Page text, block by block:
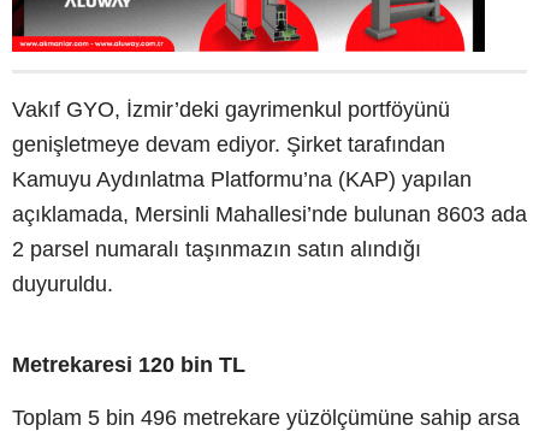
Vakıf GYO, İzmir’deki gayrimenkul portföyünü
genişletmeye devam ediyor. Şirket tarafından
Kamuyu Aydınlatma Platformu’na (KAP) yapılan
açıklamada, Mersinli Mahallesi’nde bulunan 8603 ada
2 parsel numaralı taşınmazın satın alındığı
duyuruldu.
Metrekaresi 120 bin TL
Toplam 5 bin 496 metrekare yüzölçümüne sahip arsa